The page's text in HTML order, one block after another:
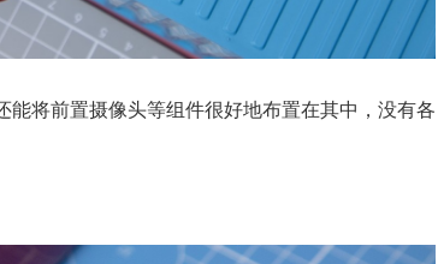
将前置摄像头等组件很好地布置在其中，没有各